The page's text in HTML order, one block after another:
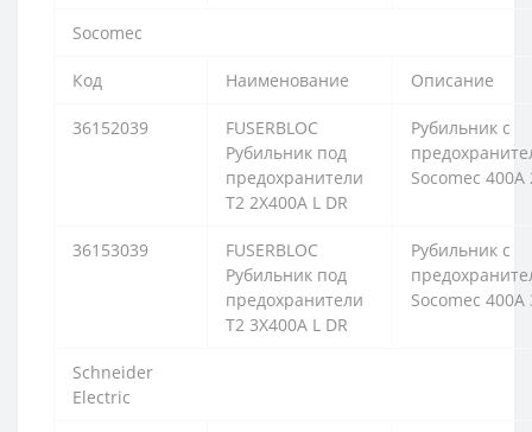
Socomec
Код Наименование Описание
36152039
FUSERBLOC
Рубильник под
предохранители
T2 2X400A L DR
Рубильник с
Socomec 400А
36153039
FUSERBLOC
Рубильник под
предохранители
T2 3X400A L DR
Рубильник с
Socomec 400А
Schneider
Electric